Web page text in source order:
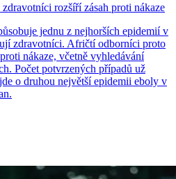
rozšíří zásah proti nákaze
jednu z nejhorších epidemií v
zdravotníci. Afričtí odborníci proto
nákaze, včetně vyhledávání
Počet potvrzených případů už
o druhou největší epidemii eboly v